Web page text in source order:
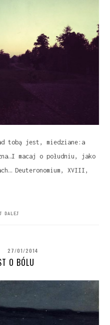
tobą jest, miedziane:a
macaj o południu, jako
Deuteronomium, XVIII,
DALEJ
27/01/2014
O BÓLU